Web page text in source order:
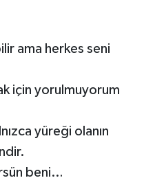
ama herkes seni
için yorulmuyorum
yüreği olanın
beni…